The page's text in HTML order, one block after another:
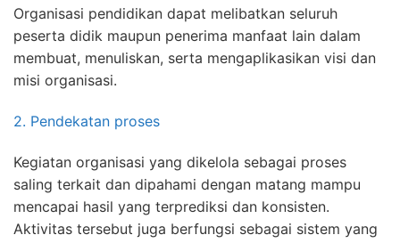
Organisasi pendidikan dapat melibatkan seluruh
peserta didik maupun penerima manfaat lain dalam
membuat, menuliskan, serta mengaplikasikan visi dan
misi organisasi.
2. Pendekatan proses
Kegiatan organisasi yang dikelola sebagai proses
saling terkait dan dipahami dengan matang mampu
mencapai hasil yang terprediksi dan konsisten.
Aktivitas tersebut juga berfungsi sebagai sistem yang